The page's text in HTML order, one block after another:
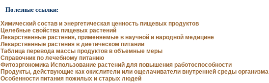
Полезные ссылки:
Химический состав и энергетическая ценность пищевых продуктов
Целебные свойства пищевых растений
Лекарственные растения, применяемые в научной и народной медицине
Лекарственные растения в диетическом питании
Таблица перевода массы продуктов в объемные меры
Справочник по лечебному питанию
Фитоэргономика Использование растений для повышения работоспособности
Продукты, действующие как окислители или ощелачиватели внутренней среды организма
Особенности питания пожилых и старых людей